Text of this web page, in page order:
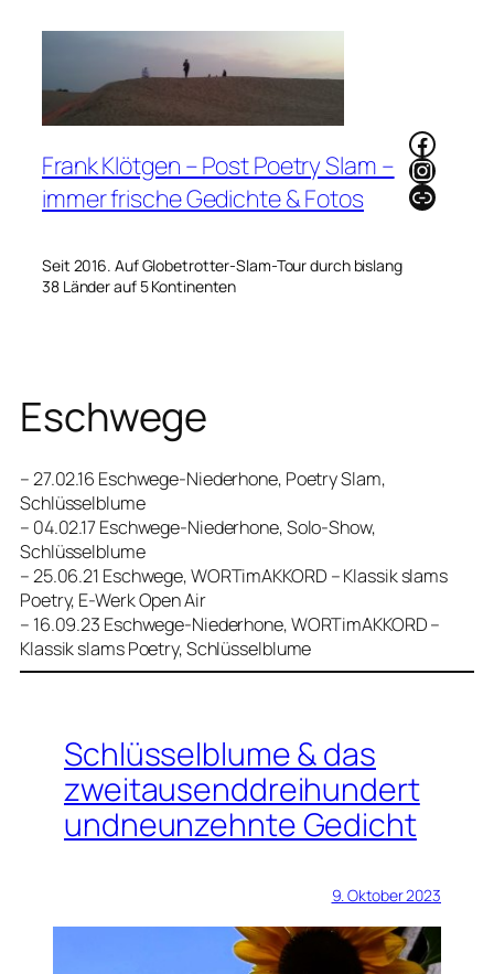
Frank Klötgen – Post Poetry Slam –
immer frische Gedichte & Fotos
Seit 2016. Auf Globetrotter-Slam-Tour durch bislang
38 Länder auf 5 Kontinenten
Link
Eschwege
– 27.02.16 Eschwege-Niederhone, Poetry Slam,
Schlüsselblume
– 04.02.17 Eschwege-Niederhone, Solo-Show,
Schlüsselblume
– 25.06.21 Eschwege, WORTimAKKORD – Klassik slams
Poetry, E-Werk Open Air
– 16.09.23 Eschwege-Niederhone, WORTimAKKORD –
Klassik slams Poetry, Schlüsselblume
Schlüsselblume & das
zweitausenddreihundert
undneunzehnte Gedicht
9. Oktober 2023